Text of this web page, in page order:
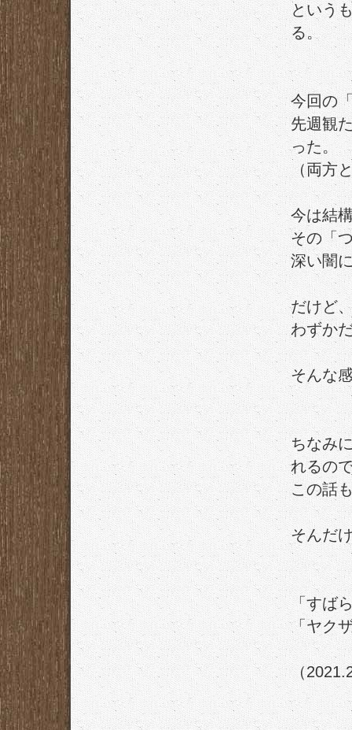
という
る。
今回の
先週観
った。
（両方
今は結
その「
深い闇
だけど
わずか
そんな
ちなみ
れるの
この話
そんだ
「すば
「ヤ
（